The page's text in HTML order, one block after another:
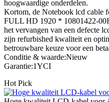
hoogwaardige onderdelen.
Kortom, de Notebook lcd cable
FULL HD 1920 * 10801422-
het vervangen van een defecte
zijn refurbished kwaliteit en
betrouwbare keuze voor een
Conditie & waarde:Nieuw
Garantie:1YCI
Hot Pick